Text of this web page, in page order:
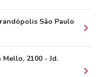
São Paulo
2100 - Jd.